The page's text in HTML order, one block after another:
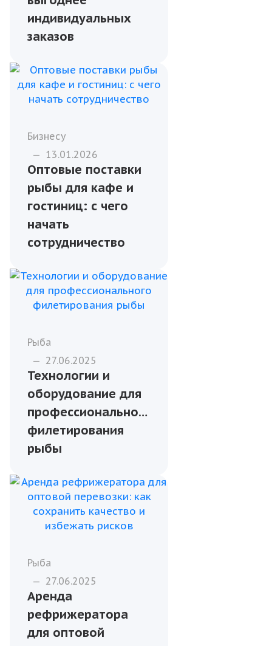
предприятий
общественного
Почему оптовая
закупка рыбы
выгоднее
индивидуальных
заказов
Бизнесу
—
13.01.2026
Оптовые поставки
гостиниц: с чего
начать
сотрудничество
Рыба
— 27.06.2025
оборудование для
профессионального
филетирования
Рыба
— 27.06.2025
Аренда